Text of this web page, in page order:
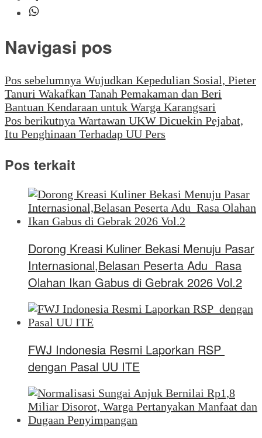
Navigasi pos
Pos sebelumnya Wujudkan Kepedulian Sosial, Pieter
Tanuri Wakafkan Tanah Pemakaman dan Beri
Bantuan Kendaraan untuk Warga Karangsari
Pos berikutnya Wartawan UKW Dicuekin Pejabat,
Itu Penghinaan Terhadap UU Pers
Pos terkait
Dorong Kreasi Kuliner Bekasi Menuju Pasar
Internasional,Belasan Peserta Adu Rasa
Olahan Ikan Gabus di Gebrak 2026 Vol.2
FWJ Indonesia Resmi Laporkan RSP
dengan Pasal UU ITE